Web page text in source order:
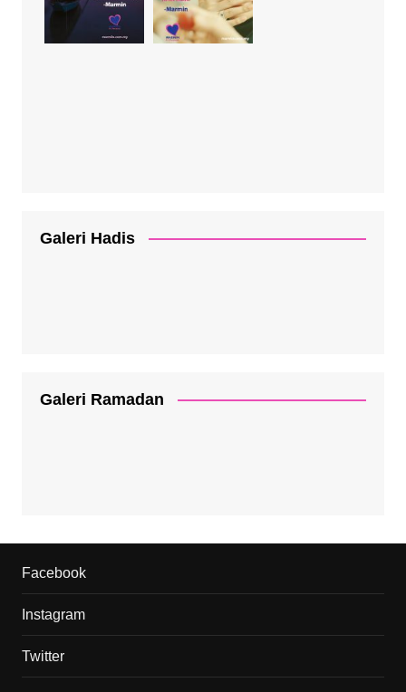
Galeri Hadis
Galeri Ramadan
Facebook
Instagram
Twitter